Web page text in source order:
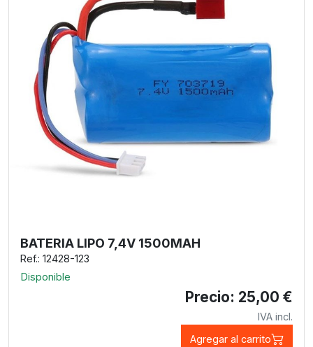
BATERIA LIPO 7,4V 1500MAH
Ref.: 12428-123
Disponible
Precio: 25,00 €
IVA incl.
Agregar al carrito